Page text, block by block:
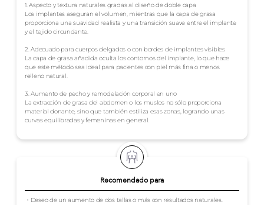
Recomendado para
・Deseo de un aumento de dos tallas o más con resultados naturales.
1. Aspecto y textura naturales gracias al diseño de doble capa
Los implantes aseguran el volumen, mientras que la capa de grasa
proporciona una suavidad realista y una transición suave entre el implante
y el tejido circundante.
2. Adecuado para cuerpos delgados o con bordes de implantes visibles
La capa de grasa añadida oculta los contornos del implante, lo que hace
que este método sea ideal para pacientes con piel más fina o menos
relleno natural.
3. Aumento de pecho y remodelación corporal en uno
La extracción de grasa del abdomen o los muslos no sólo proporciona
material donante, sino que también estiliza esas zonas, logrando unas
curvas equilibradas y femeninas en general.